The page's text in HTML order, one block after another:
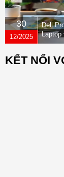
30
12/2025
Dell
Laptop
nhẹ”
KẾT NỐI